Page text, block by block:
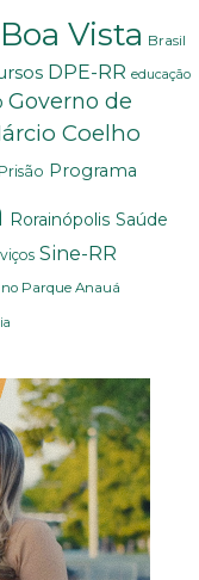
Boa Vista Brasil
DPE-RR educação
Governo de
Coelho
Prisão Programa
Rorainópolis Saúde
Sine-RR
no Parque Anauá